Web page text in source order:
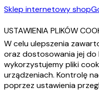
Sklep internetowy
USTAWIENIA PLIKÓW
W celu ulepszenia
oraz dostosowania jej
wykorzystujemy pliki
urządzeniach. Kontrolę
poprzez ustawienia